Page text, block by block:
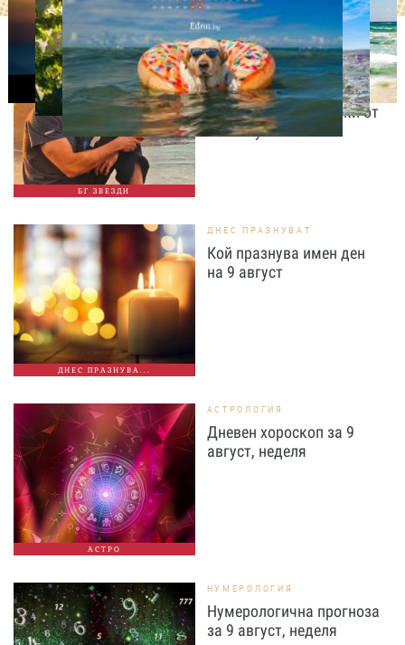
БГ ЗВЕЗДИ
ИЗВЕСТНИ
Даниел Петканов покори
Африка: пингвини, акули
и незабравими гледки от
Кейптаун
ДНЕС ПРАЗНУВА...
ДНЕС ПРАЗНУВАТ
Кой празнува имен ден
на 9 август
АСТРО
АСТРОЛОГИЯ
Дневен хороскоп за 9
август, неделя
НУМЕРОЛОГИЯ
Нумерологична прогноза
за 9 август, неделя